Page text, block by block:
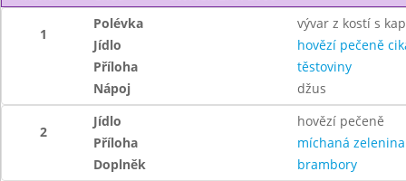
1
Polévka
vývar z kostí s
Jídlo
hovězí pečeně
Příloha
těstoviny
Nápoj
džus
2
Jídlo
hovězí pečeně
Příloha
míchaná zelenina
Doplněk
brambory